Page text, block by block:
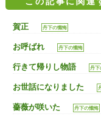
賀正 丹下の懺悔
お呼ばれ 丹下の懺悔
行きて帰りし物語 丹下
お世話になりました
薔薇が咲いた 丹下の懺悔